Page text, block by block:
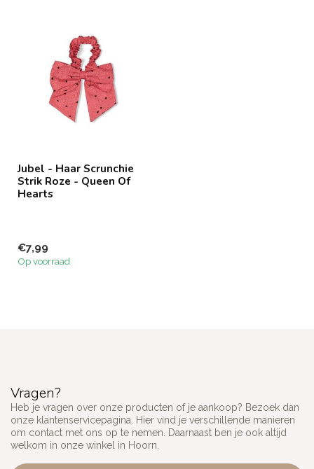
Jubel - Haar Scrunchie
Strik Roze - Queen Of
Hearts
€7,99
Op voorraad
Vragen?
Heb je vragen over onze producten of je aankoop? Bezoek dan
onze klantenservicepagina. Hier vind je verschillende manieren
om contact met ons op te nemen. Daarnaast ben je ook altijd
welkom in onze winkel in Hoorn.